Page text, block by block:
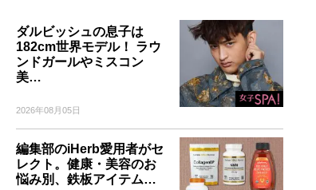
ダルビッシュの息子は
182cm世界モデル！ ラウ
ンドガールやミスコン
美…
2026年08月05日
編集部のiHerb愛用者がセ
レクト。健康・美容のお
悩み別、鉄板アイテム…